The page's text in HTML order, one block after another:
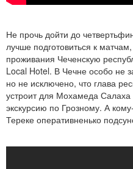
Не прочь дойти до
лучше подготовиться к
проживания Чеченскую
Local Hotel. В Чечне особо не
но не исключено, что глава
устроит для Мохамеда Салаха
экскурсию по Грозному. А
Тереке оперативненько